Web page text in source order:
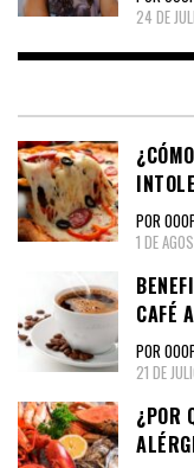
24 DE
POR
1 DE
CAFÉ
POR
21 DE
¿POR